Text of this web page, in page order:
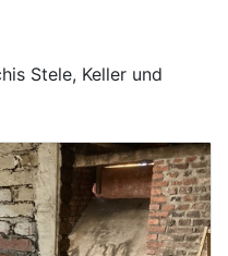
Stele, Keller und